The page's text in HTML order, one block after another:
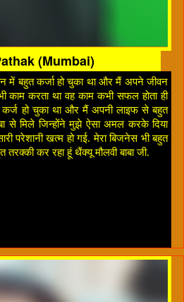
(Mumbai)
में बहुत कर्जा हो चुका था और मैं अपने जीवन
काम करता था वह काम कभी सफल होता ही
कर्ज हो चुका था और मैं अपनी लाइफ से बहुत
से मिले जिन्होंने मुझे ऐसा अमल करके दिया
परेशानी खत्म हो गई. मेरा बिजनेस भी बहुत
कर रहा हूं थैंक्यू मौलवी बाबा जी.